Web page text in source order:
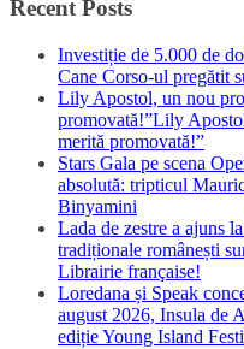
Recent Posts
Investiție de 5.000 de
Cane Corso-ul pregătit
Lily Apostol, un nou
promovată!”Lily
merită promovată!”
Stars Gala pe scena
absolută: tripticul
Binyamini
Lada de zestre a ajuns
tradiționale românești
Librairie française!
Loredana și Speak
august 2026, Insula de
ediție Young Island